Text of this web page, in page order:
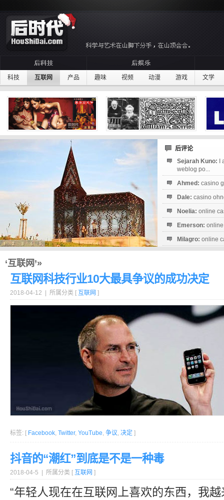
科技 互联网 产品 趣味 视频 动漫 游戏 文学
后评论
Sejarah Kuno:
weblog po...
Ahmed: casino
Dale: casino
Noelia: online
Emerson:
Milagro: online
‘互联网’»
互联网科技行业10大最具争议的成功决定
2018-04-12 | 所属分类 [ 互联网 ]
标签: [ Facebook, Twitter, YouTube, 争议, 决定 ]
抖音的“潮红”到底是不是一种毒
2018-04-5 | 所属分类 [ 互联网 ]
“年轻人现在在互联网上喜欢的东西，我